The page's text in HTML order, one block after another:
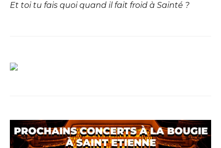
Et toi tu fais quoi quand il fait froid à Sainté ?